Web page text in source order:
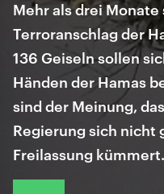
Mehr als drei
Terroranschlag der
136 Geiseln sollen
Händen der Hamas
sind der Meinung,
Regierung sich nicht
Freilassung kümmert.